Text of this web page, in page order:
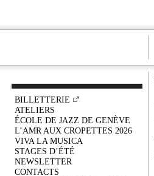
BILLETTERIE
ATELIERS
ÉCOLE DE JAZZ DE GENÈVE
L’AMR AUX CROPETTES 2026
VIVA LA MUSICA
STAGES D’ÉTÉ
NEWSLETTER
CONTACTS